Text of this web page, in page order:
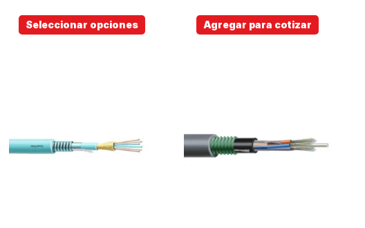
Seleccionar opciones Agregar para cotizar